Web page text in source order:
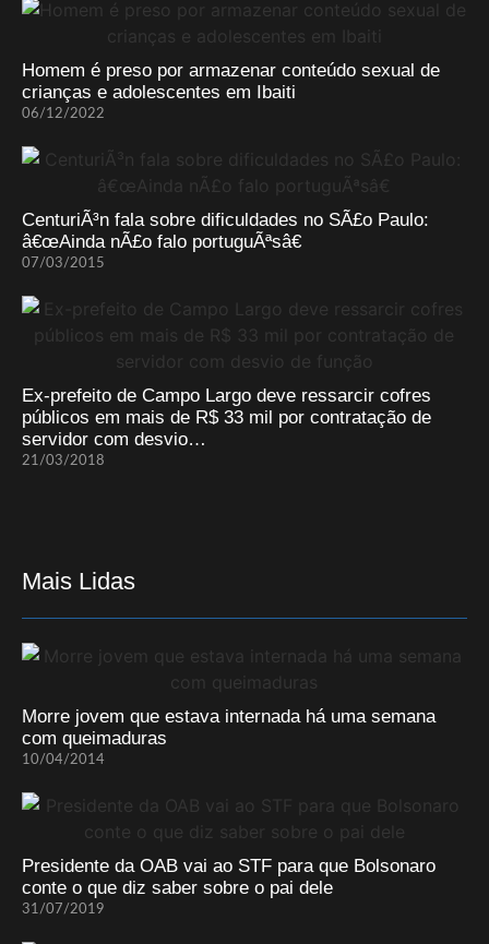
Homem é preso por armazenar conteúdo sexual de
crianças e adolescentes em Ibaiti
06/12/2022
CenturiÃ³n fala sobre dificuldades no SÃ£o Paulo:
â€œAinda nÃ£o falo portuguÃªsâ€
07/03/2015
Ex-prefeito de Campo Largo deve ressarcir cofres
públicos em mais de R$ 33 mil por contratação de
servidor com desvio…
21/03/2018
Mais Lidas
Morre jovem que estava internada há uma semana
com queimaduras
10/04/2014
Presidente da OAB vai ao STF para que Bolsonaro
conte o que diz saber sobre o pai dele
31/07/2019